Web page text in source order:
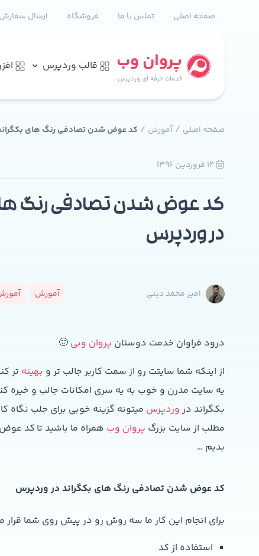
صفحه اصلی تماس با ما فروشگاه ارسال سفارش
پروان وب
خدمات حرفه ای وردپرس
قالب وردپرس
صفحه اصلی / آموزش / کد عوض شدن تصادفی رنگ های
کد عوض شدن تصادفی رنگ
در وردپرس
امیر محمد دینی آموزش
درود فراوان خدمت دوستان پروان وبی 🙂
از اینکه شما سایتت رو از سمت کاربر جالب تر و بهینه تر
یه سایت مدرن و خوب به یه سری امکانات جالب و خیره
بکگراند در وردپرس میتونه گزینه خوبی برای جلب نگاه
مطلب از سایت بزرگ پروان وب همراه ما باشید تا کد
بدیم …
کد عوض شدن تصادفی رنگ های بکگراند در وردپرس
برای انجام این کار ما سه روش رو در پیش روی شما قرار
استفاده از کد